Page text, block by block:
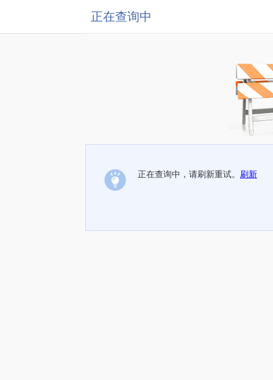
正在查询中
正在查询中，请刷新重试。 刷新